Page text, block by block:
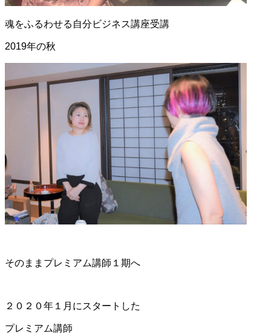
魂をふるわせる自分ビジネス講座受講
2019年の秋
そのままプレミアム講師１期へ
２０２０年１月にスタートした
プレミアム講師